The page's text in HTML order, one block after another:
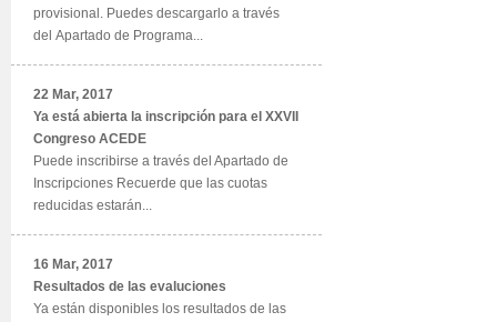
provisional. Puedes descargarlo a través
del Apartado de Programa...
22 Mar, 2017
Ya está abierta la inscripción para el XXVII
Congreso ACEDE
Puede inscribirse a través del Apartado de
Inscripciones Recuerde que las cuotas
reducidas estarán...
16 Mar, 2017
Resultados de las evaluciones
Ya están disponibles los resultados de las